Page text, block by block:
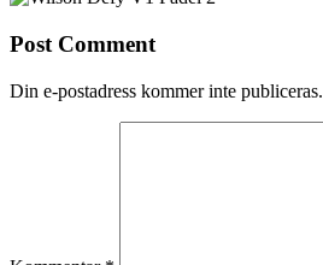
Post Comment
Din e-postadress kommer inte publiceras.